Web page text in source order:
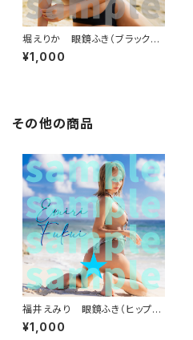
堀えりか 眼鏡ふき（ブラックビ
ーチ）
¥1,000
その他の商品
福井えみり 眼鏡ふき（ヒップビ
ーチ）
¥1,000